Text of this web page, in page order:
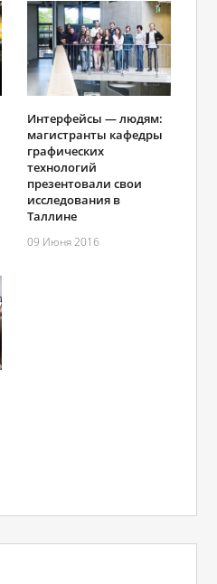
Интерфейсы — людям:
магистранты кафедры
графических
технологий
презентовали свои
исследования в
Таллине
09 Июня 2016